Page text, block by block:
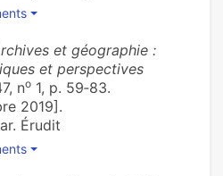
et géographie :
et perspectives
no 1, p. 59‑83.
2019].
Érudit